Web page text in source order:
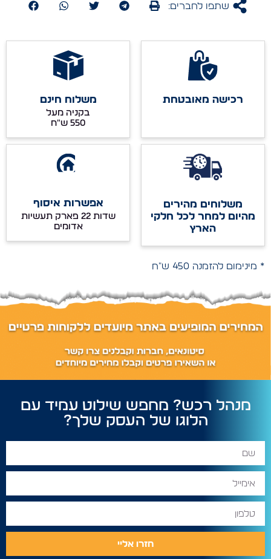
שתפו לחברים:
רכישה מאובטחת משלוח חינם
בקניה מעל
משלוחים מהירים
מהיום למחר לכל חלקי
הארץ
אפשרות איסוף
שדות 22 פארק תעשיות
אדומים
* מינימום להזמנה 450 ש"ח
מנהל רכש? מחפש שילוט עמיד עם
הלוגו של העסק שלך?
חזרו אליי